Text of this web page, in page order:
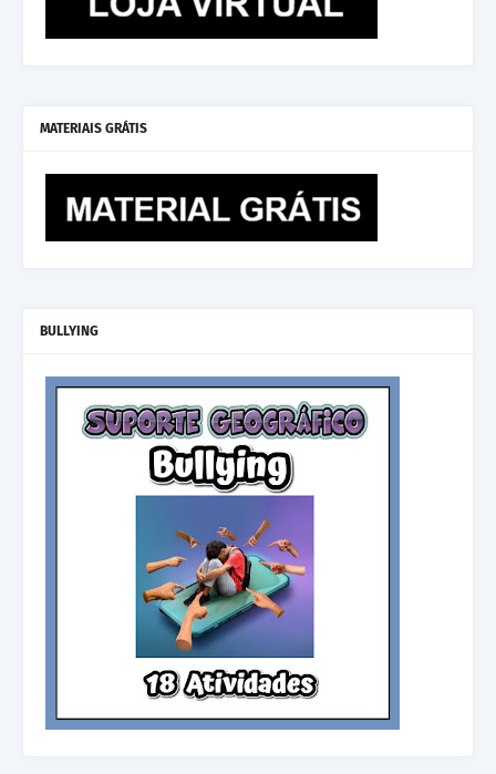
MATERIAIS GRÁTIS
BULLYING